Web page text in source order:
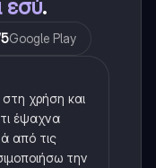
εσύ.
Google Play
χρήση και
έψαχνα
από τις
την